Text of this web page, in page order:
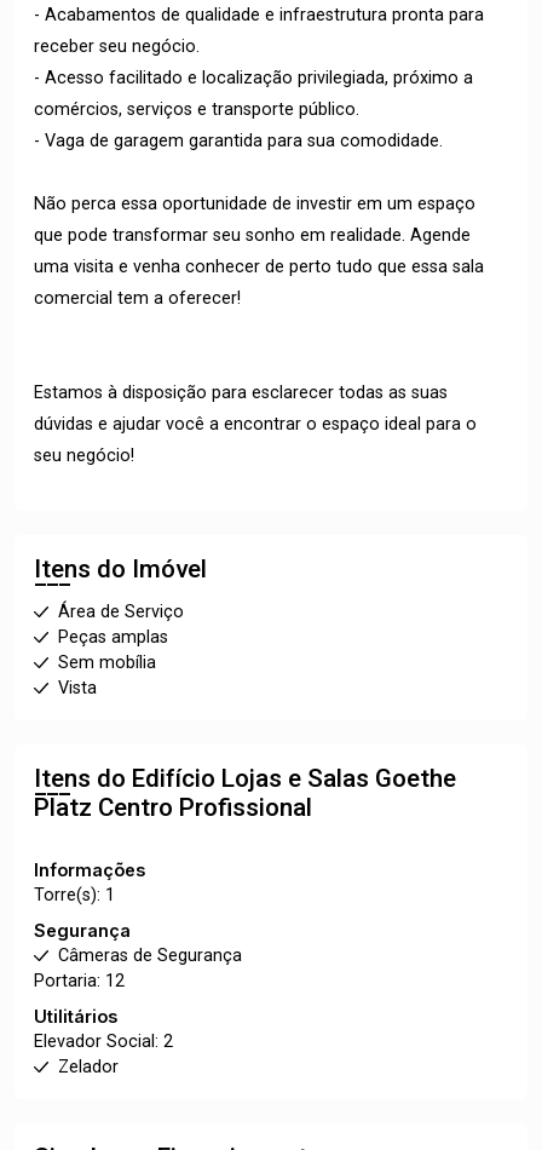
- Acabamentos de qualidade e infraestrutura pronta para
receber seu negócio.
- Acesso facilitado e localização privilegiada, próximo a
comércios, serviços e transporte público.
- Vaga de garagem garantida para sua comodidade.
Não perca essa oportunidade de investir em um espaço
que pode transformar seu sonho em realidade. Agende
uma visita e venha conhecer de perto tudo que essa sala
comercial tem a oferecer!
Estamos à disposição para esclarecer todas as suas
dúvidas e ajudar você a encontrar o espaço ideal para o
seu negócio!
Itens do Imóvel
Área de Serviço
Peças amplas
Sem mobília
Vista
Itens do Edifício Lojas e Salas Goethe
Platz Centro Profissional
Informações
Torre(s): 1
Segurança
Câmeras de Segurança
Portaria: 12
Utilitários
Elevador Social: 2
Zelador